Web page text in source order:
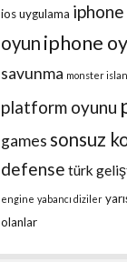
ios uygulama
oyun iphone
savunma monster
platform oyunu
games sonsuz
defense türk
engine yabancı diziler
olanlar